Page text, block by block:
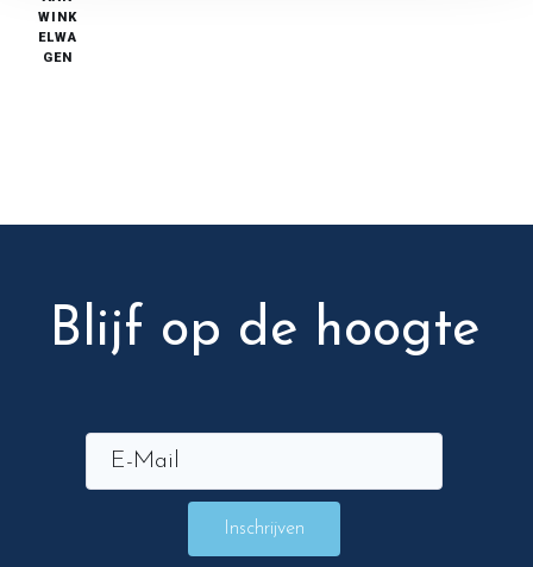
WINK
ELWA
GEN
Blijf op de hoogte
Inschrijven